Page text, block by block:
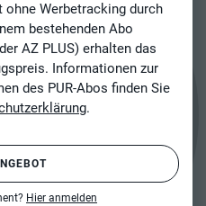
ohne Werbetracking durch
bestehenden Abo
AZ PLUS) erhalten das
Informationen zur
des PUR-Abos finden Sie
.
Hier anmelden